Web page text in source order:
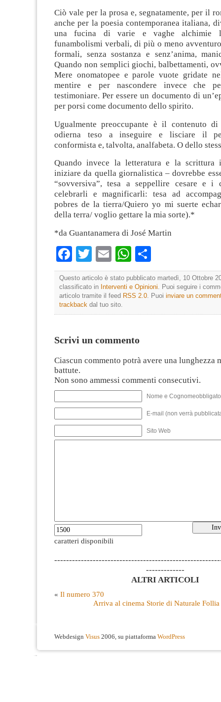
Ciò vale per la prosa e, segnatamente, per il
anche per la poesia contemporanea italiana,
una fucina di varie e vaghe alchimie
funambolismi verbali, di più o meno
formali, senza sostanza e senz’anima,
Quando non semplici giochi, balbettamenti,
Mere onomatopee e parole vuote gridate
mentire e per nascondere invece che
testimoniare. Per essere un documento di
per porsi come documento dello spirito.
Ugualmente preoccupante è il contenuto
odierna teso a inseguire e lisciare il
conformista e, talvolta, analfabeta. O dello
Quando invece la letteratura e la scrittura
iniziare da quella giornalistica – dovrebbe
“sovversiva”, tesa a seppellire cesare e i
celebrarli e magnificarli: tesa ad
pobres de la tierra/Quiero yo mi suerte
della terra/ voglio gettare la mia sorte).*
*da Guantanamera di José Martin
Facebook
TwitterEmailWhatsApp
Questo articolo è stato pubblicato martedì, 10 Ottobre
classificato in Interventi e Opinioni . Puoi seguire i
articolo tramite il feed RSS 2.0 . Puoi inviare un
trackback dal tuo sito.
Scrivi un commento
Ciascun commento potrà avere una lunghezza
battute.
Non sono ammessi commenti consecutivi.
Nome e
E-mail (non verrà
Sito Web
caratteri disponibili
-------------
ALTRI ARTICOLI
« Il numero 370
Arriva al cinema Storie di Naturale
Webdesign Visus 2006, su piattaforma WordPress